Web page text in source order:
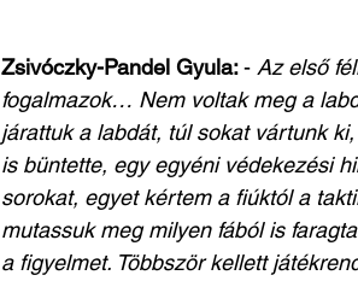
Zsivóczky-Pandel Gyula: - Az első
fogalmazok… Nem voltak meg a
járattuk a labdát, túl sokat vártunk
is büntette, egy egyéni védekezési
sorokat, egyet kértem a fiúktól a
mutassuk meg milyen fából is
a figyelmet. Többször kellett